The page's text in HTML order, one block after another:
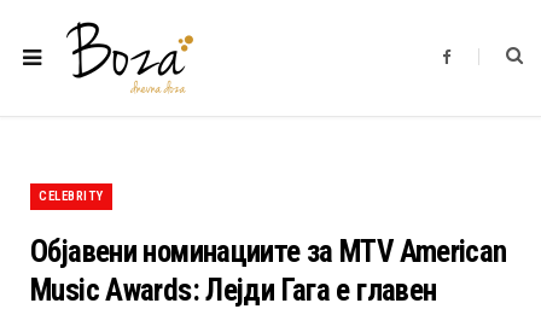
F
b
CELEBRITY
Објавени номинациите за MTV American
Music Awards: Лејди Гага е главен